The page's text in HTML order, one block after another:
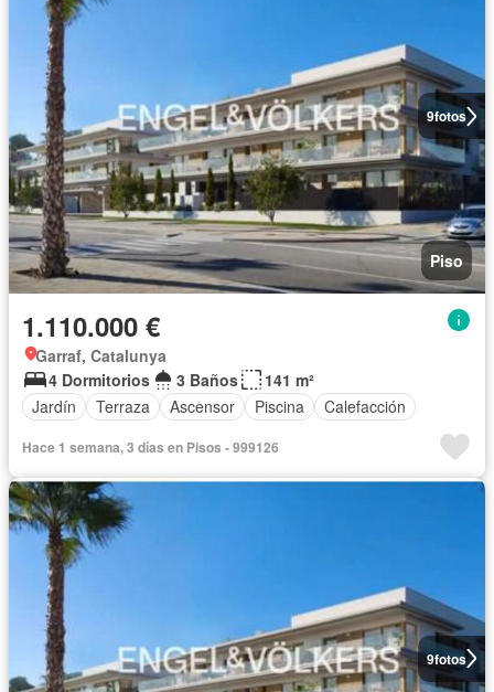
9fotos
Piso
1.110.000 €
Garraf, Catalunya
4 Dormitorios
3 Baños
141 m²
Jardín
Terraza Ascensor Piscina Calefacción
Hace 1 semana, 3 días en Pisos - 999126
9fotos